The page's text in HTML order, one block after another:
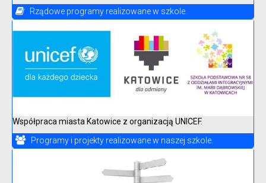
Rządowe programy realizowane w szkole.
Współpraca miasta Katowice z organizacją UNICEF.
Programy i projekty realizowane w naszej szkole.